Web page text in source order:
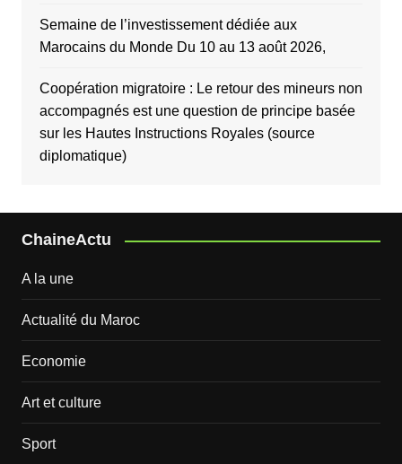
Semaine de l’investissement dédiée aux
Marocains du Monde Du 10 au 13 août 2026,
Coopération migratoire : Le retour des mineurs non
accompagnés est une question de principe basée
sur les Hautes Instructions Royales (source
diplomatique)
ChaineActu
A la une
Actualité du Maroc
Economie
Art et culture
Sport